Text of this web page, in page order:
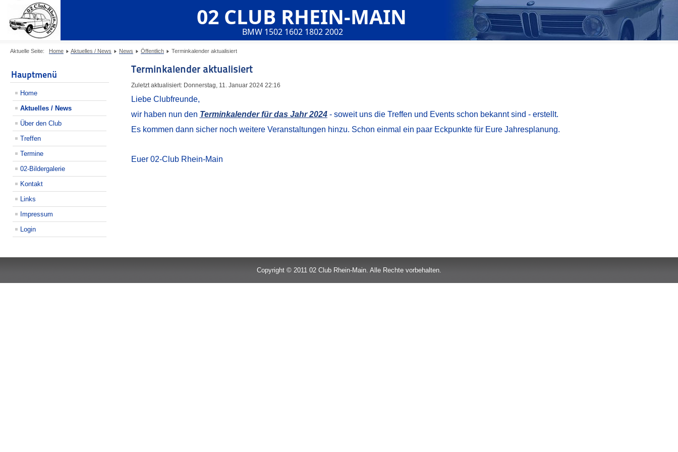
02 CLUB RHEIN-MAIN
BMW 1502 1602 1802 2002
Aktuelle Seite: Home Aktuelles / News News Öffentlich Terminkalender aktualisiert
Hauptmenü
Home
Aktuelles / News
Über den Club
Treffen
Termine
02-Bildergalerie
Kontakt
Links
Impressum
Login
Terminkalender aktualisiert
Zuletzt aktualisiert: Donnerstag, 11. Januar 2024 22:16
Liebe Clubfreunde,
wir haben nun den Terminkalender für das Jahr 2024- soweit uns die Treffen und Events schon bekannt sind - erstellt.
Es kommen dann sicher noch weitere Veranstaltungen hinzu. Schon einmal ein paar Eckpunkte für Eure Jahresplanung.
Euer 02-Club Rhein-Main
Copyright © 2011 02 Club Rhein-Main. Alle Rechte vorbehalten.